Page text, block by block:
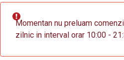
Momentan nu preluam
zilnic in interval orar 10:00 -